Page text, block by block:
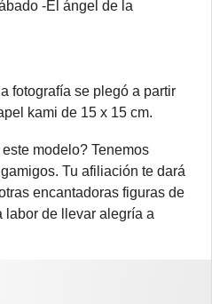
-El ángel de la
fotografía se plegó a partir
kami de 15 x 15 cm.
modelo? Tenemos
Tu afiliación te dará
encantadoras figuras de
labor de llevar alegría a